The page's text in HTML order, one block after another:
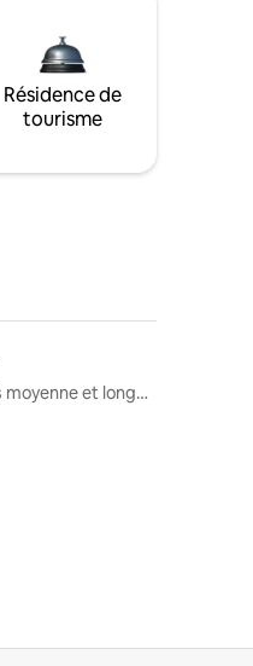
Résidence de
tourisme
Locations moyenne et longue durée